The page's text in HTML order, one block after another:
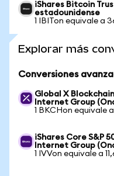
iShares Bitcoin
estadounidense
1 IBITon equivale a
Explorar más
Conversiones
Global X
Internet Group
1 BKCHon equivale
iShares Core S&P
Internet Group
1 IVVon equivale a